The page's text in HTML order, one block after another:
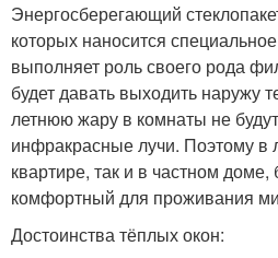
Энергосберегающий
которых наносится
выполняет роль своего рода
будет давать выходить наружу
летнюю жару в комнаты не
инфракрасные лучи. Поэтому в
квартире, так и в частном доме,
комфортный для проживания
Достоинства тёплых окон: